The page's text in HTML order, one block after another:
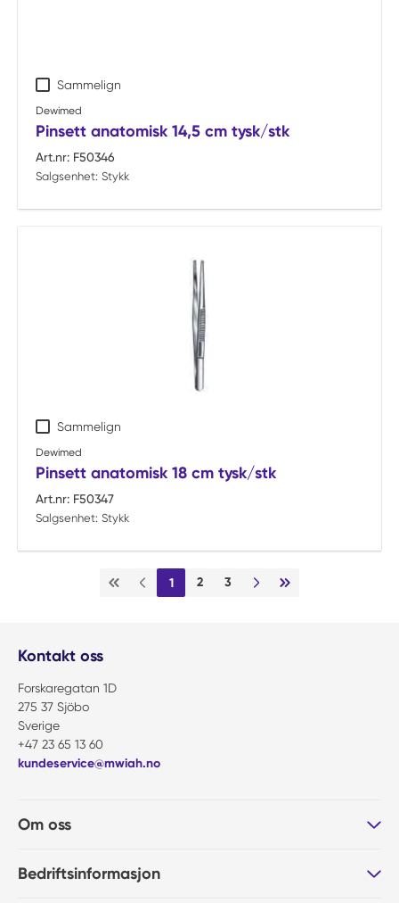
Sammelign
Dewimed
Pinsett anatomisk 14,5 cm tysk/stk
Art.nr: F50346
Salgsenhet: Stykk
Sammelign
Dewimed
Pinsett anatomisk 18 cm tysk/stk
Art.nr: F50347
Salgsenhet: Stykk
Første sideForrige side
1 2 3
Neste sideSiste side
Kontakt oss
Forskaregatan 1D
275 37 Sjöbo
Sverige
+47 23 65 13 60
kundeservice@mwiah.no
Om oss
Bedriftsinformasjon